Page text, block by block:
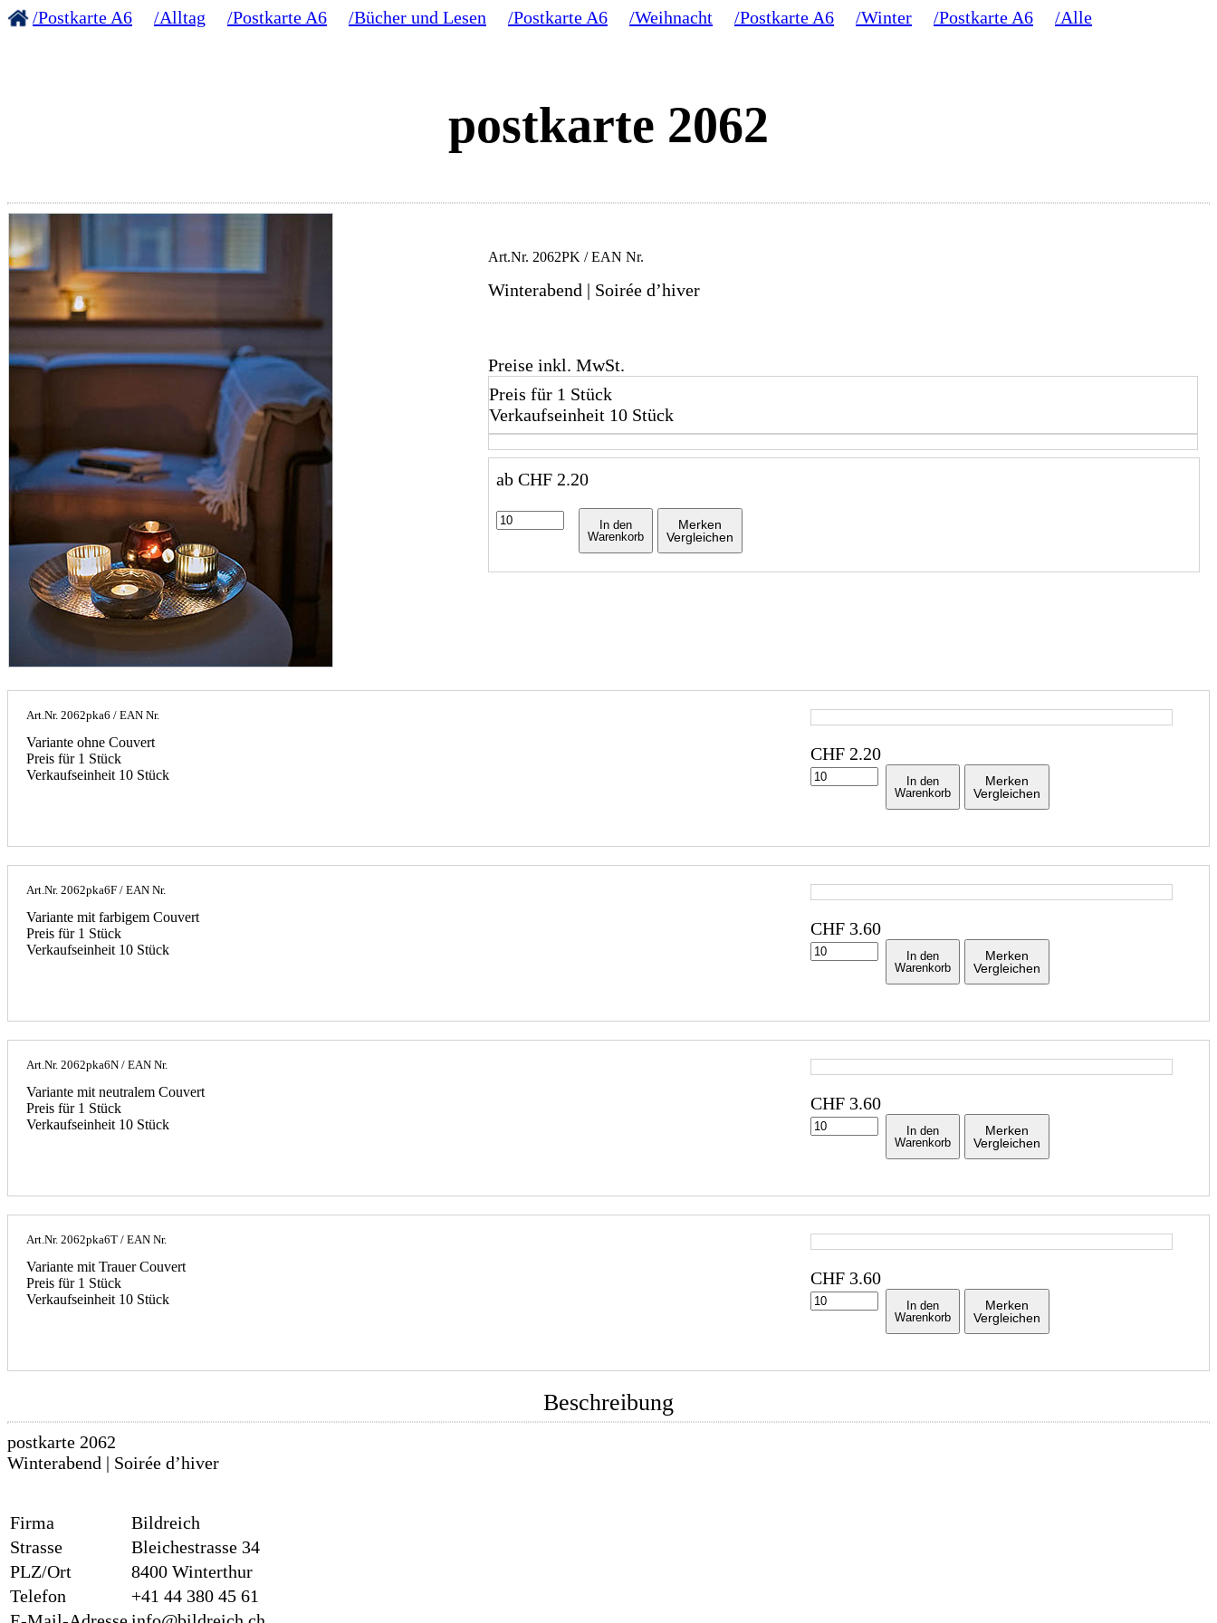
/Postkarte A6 /Alltag /Postkarte A6 /Bücher und Lesen /Postkarte A6 /Weihnacht /Postkarte A6 /Winter /Postkarte A6 /Alle
postkarte 2062
Art.Nr.2062PK / EAN Nr.
Winterabend | Soirée d’hiver
Preise inkl. MwSt.
Preis für 1 Stück
Verkaufseinheit 10 Stück
ab CHF 2.20
In den
Warenkorb
Merken
Vergleichen
Art.Nr. 2062pka6 / EAN Nr.
Variante ohne Couvert
Preis für 1 Stück
Verkaufseinheit 10 Stück
CHF 2.20
In den
Warenkorb
Merken
Vergleichen
Art.Nr. 2062pka6F / EAN Nr.
Variante mit farbigem Couvert
Preis für 1 Stück
Verkaufseinheit 10 Stück
CHF 3.60
In den
Warenkorb
Merken
Vergleichen
Art.Nr. 2062pka6N / EAN Nr.
Variante mit neutralem Couvert
Preis für 1 Stück
Verkaufseinheit 10 Stück
CHF 3.60
In den
Warenkorb
Merken
Vergleichen
Art.Nr. 2062pka6T / EAN Nr.
Variante mit Trauer Couvert
Preis für 1 Stück
Verkaufseinheit 10 Stück
CHF 3.60
In den
Warenkorb
Merken
Vergleichen
Beschreibung
postkarte 2062
Winterabend | Soirée d’hiver
Firma
Bildreich
Strasse
Bleichestrasse 34
PLZ/Ort
8400 Winterthur
Telefon
+41 44 380 45 61